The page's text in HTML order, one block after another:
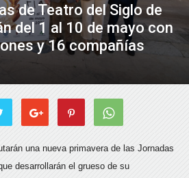
de Teatro del Siglo de
del 1 al 10 de mayo con
y 16 compañías
una nueva primavera de las Jornadas
desarrollarán el grueso de su